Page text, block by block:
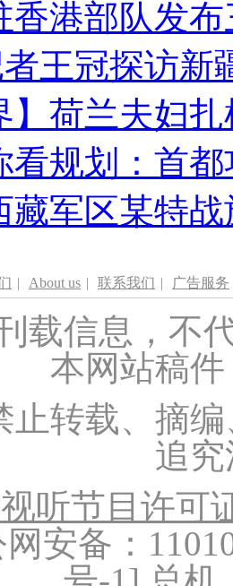
香港部队发
王冠探访新
】荷兰夫妇
看规划：首
藏军区某特
| About us | 联系我们 | 广告服务
载信息，不
本网站稿
止转载、摘
追
听节目许可
安备：